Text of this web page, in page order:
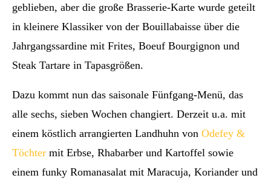
geblieben, aber die große Brasserie-Karte wurde geteilt
in kleinere Klassiker von der Bouillabaisse über die
Jahrgangssardine mit Frites, Boeuf Bourgignon und
Steak Tartare in Tapasgrößen.
Dazu kommt nun das saisonale Fünfgang-Menü, das
alle sechs, sieben Wochen changiert. Derzeit u.a. mit
einem köstlich arrangierten Landhuhn von Odefey &
Töchter mit Erbse, Rhabarber und Kartoffel sowie
einem funky Romanasalat mit Maracuja, Koriander und